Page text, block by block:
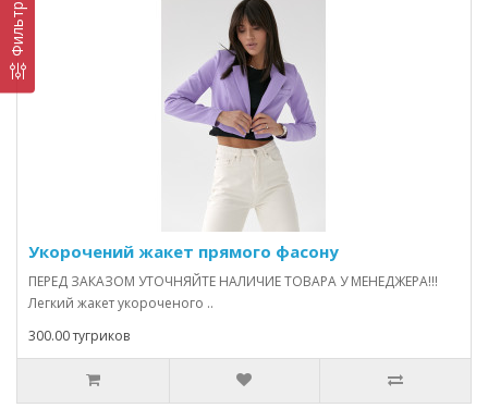
Фильтр
Укорочений жакет прямого фасону
ПЕРЕД ЗАКАЗОМ УТОЧНЯЙТЕ НАЛИЧИЕ ТОВАРА У МЕНЕДЖЕРА!!!
Легкий жакет укороченого ..
300.00 тугриков